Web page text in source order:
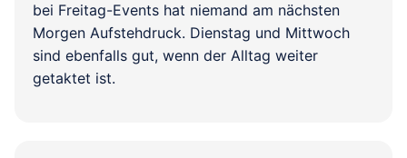
bei Freitag-Events hat niemand am nächsten
Morgen Aufstehdruck. Dienstag und Mittwoch
sind ebenfalls gut, wenn der Alltag weiter
getaktet ist.